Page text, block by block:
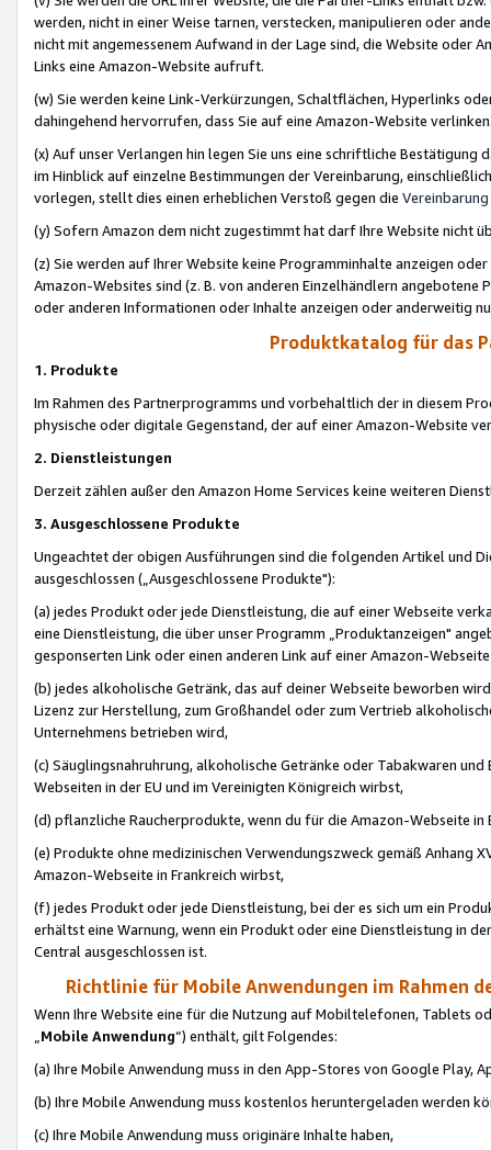
werden, nicht in einer Weise tarnen, verstecken, manipulieren oder
nicht mit angemessenem Aufwand in der Lage sind, die Website oder
Links eine Amazon-Website aufruft.
(w) Sie werden keine Link-Verkürzungen, Schaltflächen, Hyperlinks
dahingehend hervorrufen, dass Sie auf eine Amazon-Website
(x) Auf unser Verlangen hin legen Sie uns eine schriftliche
im Hinblick auf einzelne Bestimmungen der Vereinbarung,
vorlegen, stellt dies einen erheblichen Verstoß gegen die Vereinbarung
(y) Sofern Amazon dem nicht zugestimmt hat darf Ihre Website nicht
(z) Sie werden auf Ihrer Website keine Programminhalte anzeigen
Amazon-Websites sind (z. B. von anderen Einzelhändlern
oder anderen Informationen oder Inhalte anzeigen oder anderweitig
Produktkatalog für das
1. Produkte
Im Rahmen des Partnerprogramms und vorbehaltlich der in diesem
physische oder digitale Gegenstand, der auf einer Amazon-Website
2. Dienstleistungen
Derzeit zählen außer den Amazon Home Services keine weiteren
3. Ausgeschlossene Produkte
Ungeachtet der obigen Ausführungen sind die folgenden Artikel und
ausgeschlossen („Ausgeschlossene Produkte"):
(a) jedes Produkt oder jede Dienstleistung, die auf einer Webseite
eine Dienstleistung, die über unser Programm „Produktanzeigen"
gesponserten Link oder einen anderen Link auf einer Amazon-
(b) jedes alkoholische Getränk, das auf deiner Webseite beworben
Lizenz zur Herstellung, zum Großhandel oder zum Vertrieb
Unternehmens betrieben wird,
(c) Säuglingsnahruhrung, alkoholische Getränke oder Tabakwaren
Webseiten in der EU und im Vereinigten Königreich wirbst,
(d) pflanzliche Raucherprodukte, wenn du für die Amazon-Webseite in
(e) Produkte ohne medizinischen Verwendungszweck gemäß Anhang
Amazon-Webseite in Frankreich wirbst,
(f) jedes Produkt oder jede Dienstleistung, bei der es sich um ein
erhältst eine Warnung, wenn ein Produkt oder eine Dienstleistung in
Central ausgeschlossen ist.
Richtlinie für Mobile Anwendungen im Rahmen
Wenn Ihre Website eine für die Nutzung auf Mobiltelefonen, Tablets
„Mobile Anwendung“) enthält, gilt Folgendes:
(a) Ihre Mobile Anwendung muss in den App-Stores von Google Play,
(b) Ihre Mobile Anwendung muss kostenlos heruntergeladen werden
(c) Ihre Mobile Anwendung muss originäre Inhalte haben,